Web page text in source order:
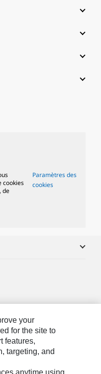
cookies
de
Paramètres des
cookies
your
for the site to
features,
targeting, and
anytime using